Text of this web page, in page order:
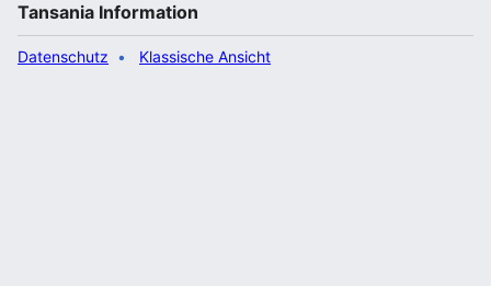
Tansania Information
Datenschutz Klassische Ansicht